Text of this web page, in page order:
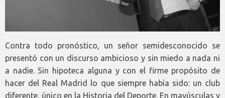
Contra todo pronóstico, un señor semidesconocido se
presentó con un discurso ambicioso y sin miedo a nada ni
a nadie. Sin hipoteca alguna y con el firme propósito de
hacer del Real Madrid lo que siempre había sido: un club
diferente, único en la Historia del Deporte. En mayúsculas y